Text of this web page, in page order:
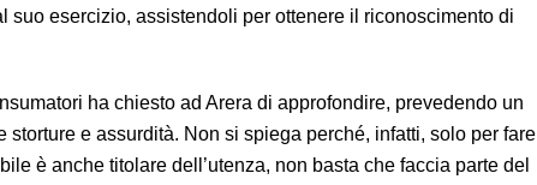
esercizio, assistendoli per ottenere il riconoscimento di
ha chiesto ad Arera di approfondire, prevedendo un
e assurdità. Non si spiega perché, infatti, solo per fare
è anche titolare dell’utenza, non basta che faccia parte del